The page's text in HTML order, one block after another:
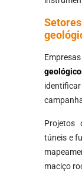
Projetos
túneis e
maciço